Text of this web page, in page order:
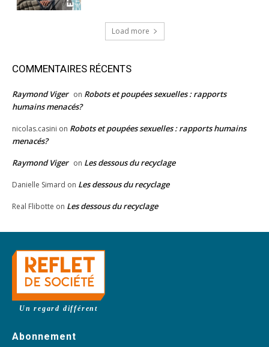
Load more
COMMENTAIRES RÉCENTS
Raymond Viger on Robots et poupées sexuelles : rapports
humains menacés?
nicolas.casini on Robots et poupées sexuelles : rapports humains
menacés?
Raymond Viger on Les dessous du recyclage
Danielle Simard on Les dessous du recyclage
Real Flibotte on Les dessous du recyclage
Un regard différent
Abonnement